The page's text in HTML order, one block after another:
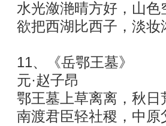
水光潋滟晴方好，山色
欲把西湖比西子，淡妆
11、《岳鄂王墓》
元·赵子昂
鄂王墓上草离离，秋日
南渡君臣轻社稷，中原